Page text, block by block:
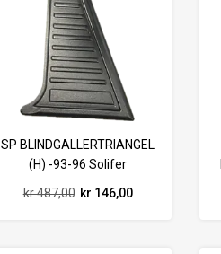
SP BLINDGALLERTRIANGEL
(H) -93-96 Solifer
kr 487,00 kr 146,00